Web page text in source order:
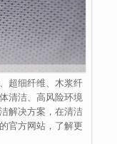
超细纤维、木浆纤
清洁、高风险环境
解决方案，在清洁
官方网站，了解更